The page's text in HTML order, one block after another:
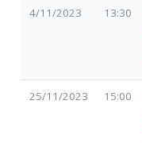
4/11/2023 13:30
25/11/2023 15:00